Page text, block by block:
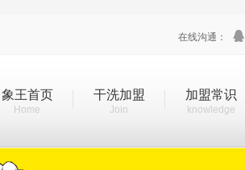
在线沟通： 
象王首页
Home
干洗加盟
Join
加盟常识
knowledge